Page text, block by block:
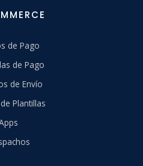
de Pago
de Pago
de Envío
Plantillas